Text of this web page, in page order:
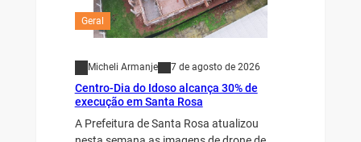
Geral
Micheli Armanje 7 de agosto de 2026
Centro-Dia do Idoso alcança 30% de
execução em Santa Rosa
A Prefeitura de Santa Rosa atualizou